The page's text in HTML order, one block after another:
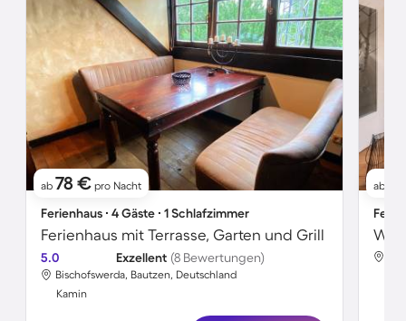
ab 78 € pro Nacht
Ferienhaus ∙ 4 Gäste ∙ 1 Schlafzimmer
Ferienhaus mit Terrasse, Garten und Grill
5.0 Exzellent (8 Bewertungen)
Bischofswerda, Bautzen, Deutschland
Kamin
ab